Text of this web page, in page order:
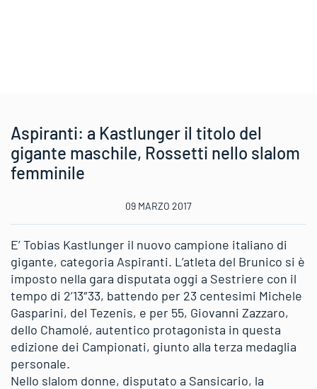
Aspiranti: a Kastlunger il titolo del
gigante maschile, Rossetti nello slalom
femminile
09 MARZO 2017
E’ Tobias Kastlunger il nuovo campione italiano di
gigante, categoria Aspiranti. L’atleta del Brunico si è
imposto nella gara disputata oggi a Sestriere con il
tempo di 2’13″33, battendo per 23 centesimi Michele
Gasparini, del Tezenis, e per 55, Giovanni Zazzaro,
dello Chamolé, autentico protagonista in questa
edizione dei Campionati, giunto alla terza medaglia
personale.
Nello slalom donne, disputato a Sansicario, la